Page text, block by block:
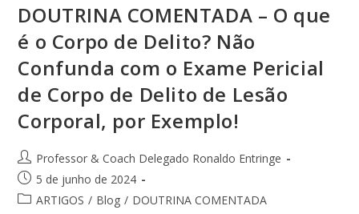
DOUTRINA COMENTADA – O que
é o Corpo de Delito? Não
Confunda com o Exame Pericial
de Corpo de Delito de Lesão
Corporal, por Exemplo!
Professor & Coach Delegado Ronaldo Entringe
5 de junho de 2024
ARTIGOS / Blog / DOUTRINA COMENTADA